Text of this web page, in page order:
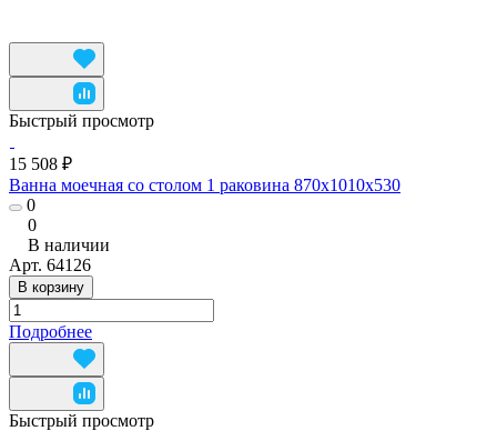
Быстрый просмотр
15 508 ₽
Ванна моечная со столом 1 раковина 870x1010x530
0
0
В наличии
Арт. 64126
В корзину
Подробнее
Быстрый просмотр